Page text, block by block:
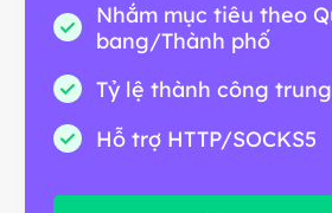
Nhắm mục tiêu theo
bang/Thành phố
Tỷ lệ thành công trung
Hỗ trợ HTTP/SOCKS5